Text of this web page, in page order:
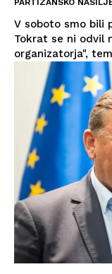
PARTIZANSKO
V soboto smo bili
Tokrat se ni odvil
organizatorja",